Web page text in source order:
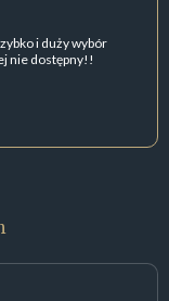
i duży wybór
nie dostępny!!